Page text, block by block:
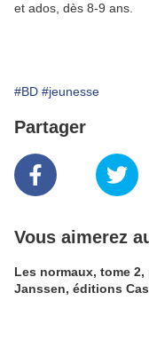
et ados, dès 8-9 ans.
#BD #jeunesse
Partager
Vous aimerez
Les normaux, tome 2,
Janssen, éditions